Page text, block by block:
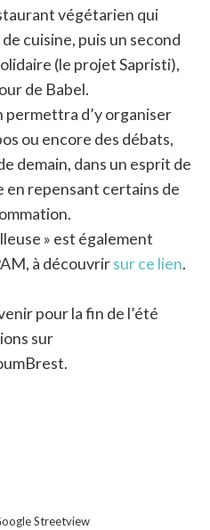
végétarien qui
cuisine, puis un second
(le projet Sapristi),
de Babel.
permettra d’y organiser
ou encore des débats,
demain, dans un esprit de
en repensant certains de
» est également
à découvrirsur ce lien.
pour la fin de l’été
sur
Streetview